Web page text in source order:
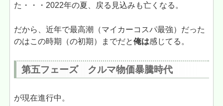
た・・・2022年の夏、戻る見込みも亡くなる。
だから、近年で最高潮（マイカーコスパ最強）だった
のはこの時期（の初期）までだと俺は感じてる。
第五フェーズ クルマ物価暴騰時代
が現在進行中。